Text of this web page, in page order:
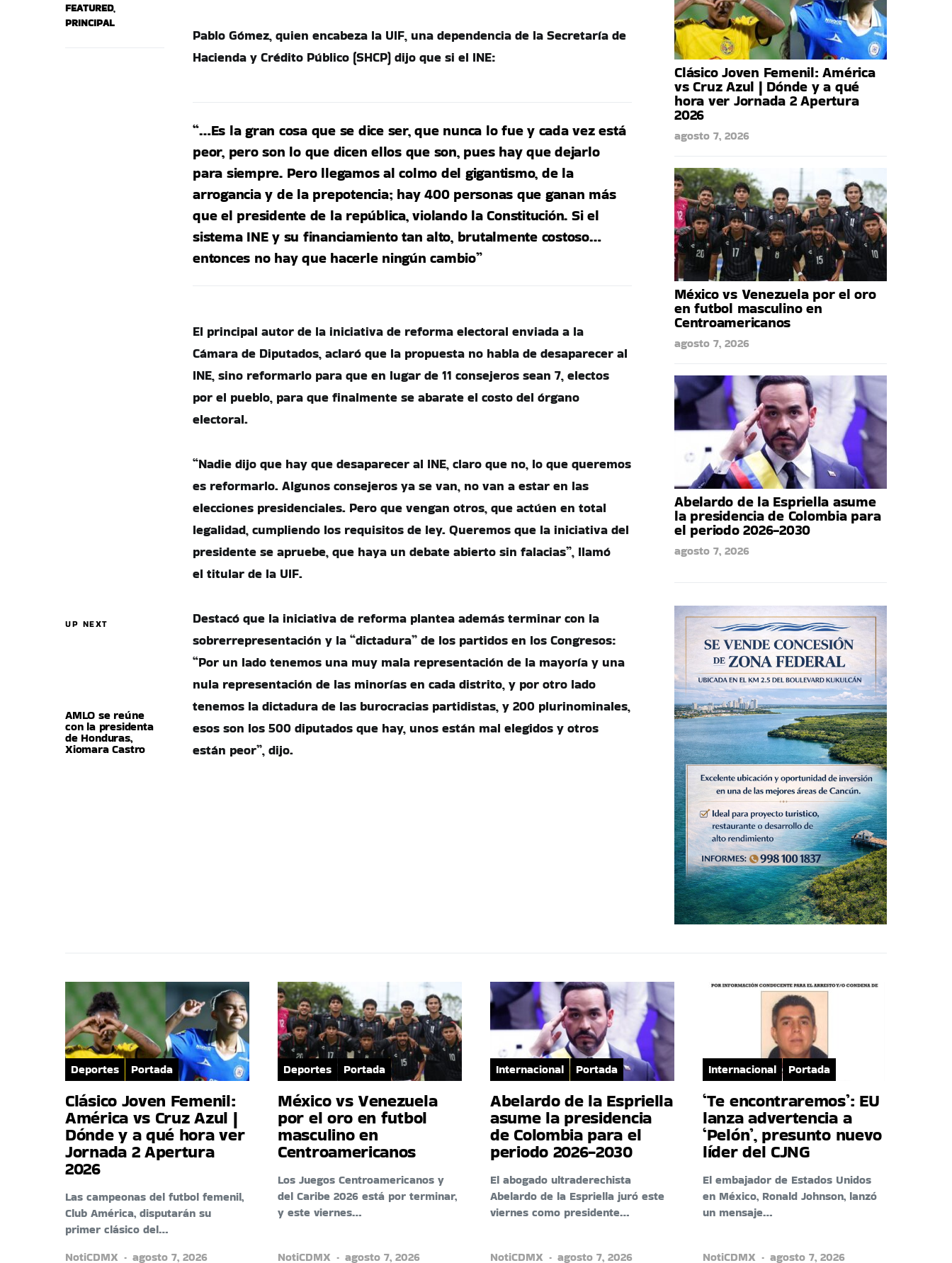
UP NEXT
AMLO se reúne
con la presidenta
de Honduras,
Xiomara Castro
FEATURED,
PRINCIPAL
Pablo Gómez, quien encabeza la UIF, una dependencia de la Secretaría de
Hacienda y Crédito Público (SHCP) dijo que si el INE:
“…Es la gran cosa que se dice ser, que nunca lo fue y cada vez está
peor, pero son lo que dicen ellos que son, pues hay que dejarlo
para siempre. Pero llegamos al colmo del gigantismo, de la
arrogancia y de la prepotencia; hay 400 personas que ganan más
que el presidente de la república, violando la Constitución. Si el
sistema INE y su financiamiento tan alto, brutalmente costoso…
entonces no hay que hacerle ningún cambio”
El principal autor de la iniciativa de reforma electoral enviada a la
Cámara de Diputados, aclaró que la propuesta no habla de desaparecer al
INE, sino reformarlo para que en lugar de 11 consejeros sean 7, electos
por el pueblo, para que finalmente se abarate el costo del órgano
electoral.
“Nadie dijo que hay que desaparecer al INE, claro que no, lo que queremos
es reformarlo. Algunos consejeros ya se van, no van a estar en las
elecciones presidenciales. Pero que vengan otros, que actúen en total
legalidad, cumpliendo los requisitos de ley. Queremos que la iniciativa del
presidente se apruebe, que haya un debate abierto sin falacias”, llamó
el titular de la UIF.
Destacó que la iniciativa de reforma plantea además terminar con la
sobrerrepresentación y la “dictadura” de los partidos en los Congresos:
“Por un lado tenemos una muy mala representación de la mayoría y una
nula representación de las minorías en cada distrito, y por otro lado
tenemos la dictadura de las burocracias partidistas, y 200 plurinominales,
esos son los 500 diputados que hay, unos están mal elegidos y otros
están peor”, dijo.
Clásico Joven Femenil: América
vs Cruz Azul | Dónde y a qué
hora ver Jornada 2 Apertura
2026
agosto 7, 2026
México vs Venezuela por el oro
en futbol masculino en
Centroamericanos
agosto 7, 2026
Abelardo de la Espriella asume
la presidencia de Colombia para
el periodo 2026-2030
agosto 7, 2026
Deportes Portada
Clásico Joven Femenil:
América vs Cruz Azul |
Dónde y a qué hora ver
Jornada 2 Apertura
2026
Las campeonas del futbol femenil,
Club América, disputarán su
primer clásico del…
NotiCDMX
agosto 7, 2026
Deportes Portada
México vs Venezuela
por el oro en futbol
masculino en
Centroamericanos
Los Juegos Centroamericanos y
del Caribe 2026 está por terminar,
y este viernes…
NotiCDMX agosto 7, 2026
Internacional Portada
Abelardo de la Espriella
asume la presidencia
de Colombia para el
periodo 2026-2030
El abogado ultraderechista
Abelardo de la Espriella juró este
viernes como presidente…
NotiCDMX agosto 7, 2026
Internacional Portada
‘Te encontraremos’: EU
lanza advertencia a
‘Pelón’, presunto nuevo
líder del CJNG
El embajador de Estados Unidos
en México, Ronald Johnson, lanzó
un mensaje…
NotiCDMX agosto 7, 2026